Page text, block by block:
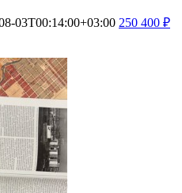
03T00:14:00+03:00 250 400 ₽